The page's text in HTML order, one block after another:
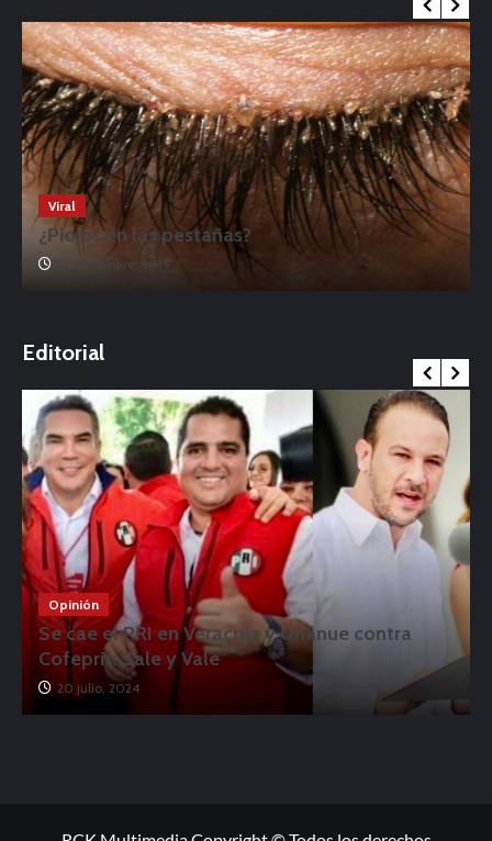
Viral
¿Piojos en las pestañas?
17 noviembre, 2019
Editorial
Opinión
Se cae el PRI en Veracruz y Unánue contra
Cofepris: Sale y Vale
20 julio, 2024